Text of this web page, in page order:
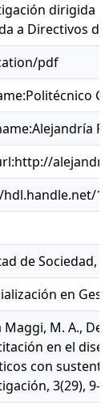
dirigida
a Directivos
pdf
de Sociedad,
en
Maggi, M. A., De
en el
con sustento
3(29),